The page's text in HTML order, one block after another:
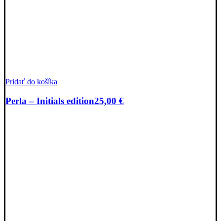
Pridať do košíka
Perla – Initials edition25,00 €